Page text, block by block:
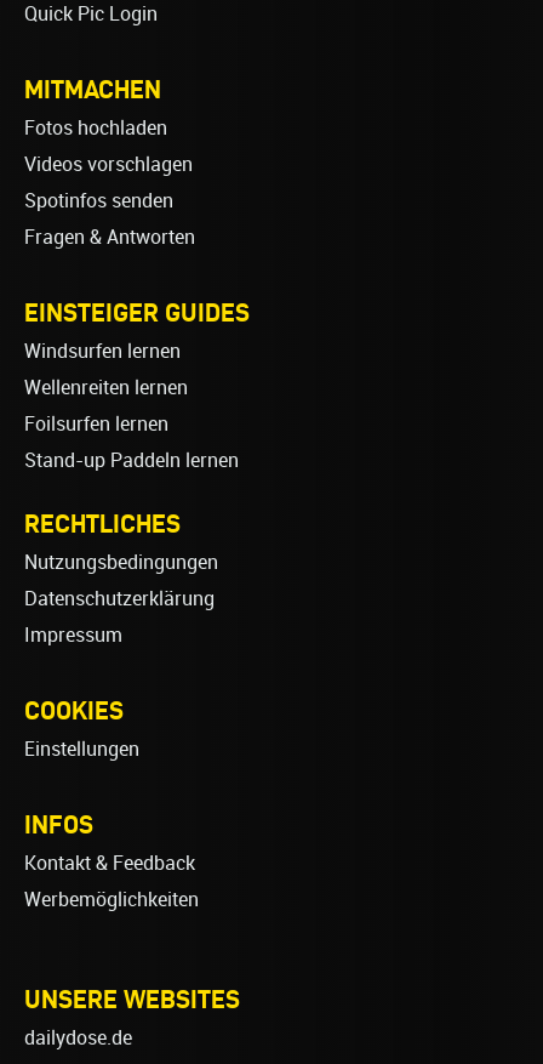
Quick Pic Login
MITMACHEN
Fotos hochladen
Videos vorschlagen
Spotinfos senden
Fragen & Antworten
EINSTEIGER GUIDES
Windsurfen lernen
Wellenreiten lernen
Foilsurfen lernen
Stand-up Paddeln lernen
RECHTLICHES
Nutzungsbedingungen
Datenschutzerklärung
Impressum
COOKIES
Einstellungen
INFOS
Kontakt & Feedback
Werbemöglichkeiten
UNSERE WEBSITES
dailydose.de